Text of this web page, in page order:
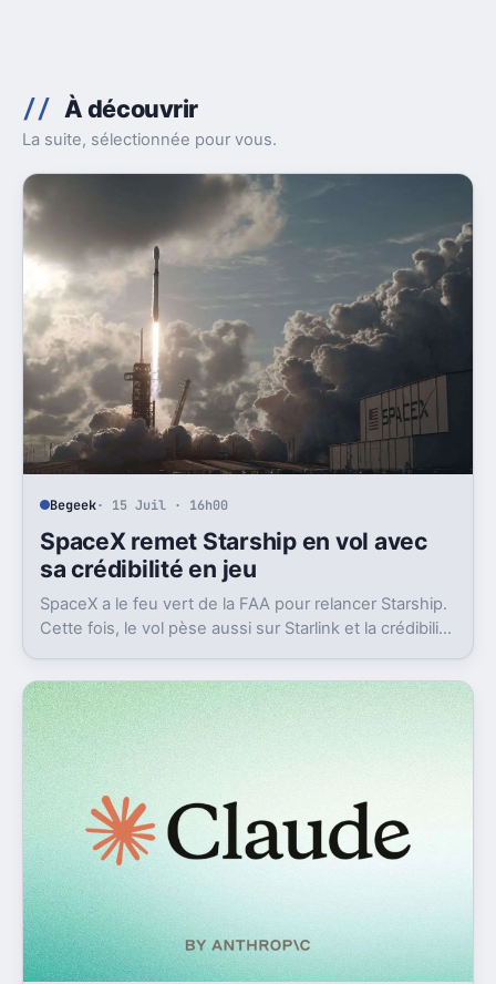
À découvrir
La suite, sélectionnée pour vous.
Begeek· 15 Juil · 16h00
SpaceX remet Starship en vol avec
sa crédibilité en jeu
SpaceX a le feu vert de la FAA pour relancer Starship.
Cette fois, le vol pèse aussi sur Starlink et la crédibilité